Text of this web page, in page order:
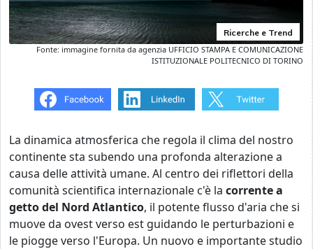
Ricerche e Trend
Fonte: immagine fornita da agenzia UFFICIO STAMPA E COMUNICAZIONE
ISTITUZIONALE POLITECNICO DI TORINO
La dinamica atmosferica che regola il clima del nostro
continente sta subendo una profonda alterazione a
causa delle attività umane. Al centro dei riflettori della
comunità scientifica internazionale c'è la corrente a
getto del Nord Atlantico, il potente flusso d'aria che si
muove da ovest verso est guidando le perturbazioni e
le piogge verso l'Europa. Un nuovo e importante studio